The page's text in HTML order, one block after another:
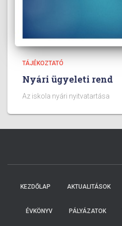
TÁJÉKOZTATÓ
Nyári ügyeleti rend
Az iskola nyári nyitvatartása
KEZDŐLAP AKTUALITÁSOK
ÉVKÖNYV PÁLYÁZATOK